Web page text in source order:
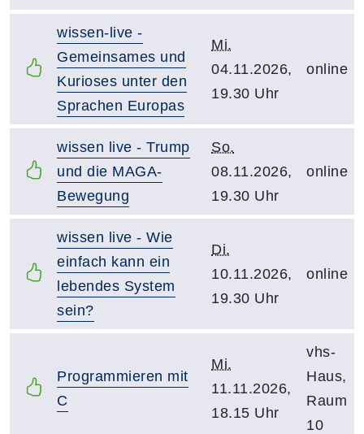
wissen-live -
Gemeinsames und
Kurioses unter den
Sprachen Europas
Mi.
04.11.2026,
19.30 Uhr
online
wissen live - Trump
und die MAGA-
Bewegung
So.
08.11.2026,
19.30 Uhr
online
wissen live - Wie
einfach kann ein
lebendes System
sein?
Di.
10.11.2026,
19.30 Uhr
online
Programmieren mit
C
Mi.
11.11.2026,
18.15 Uhr
vhs-
Haus,
Raum
10